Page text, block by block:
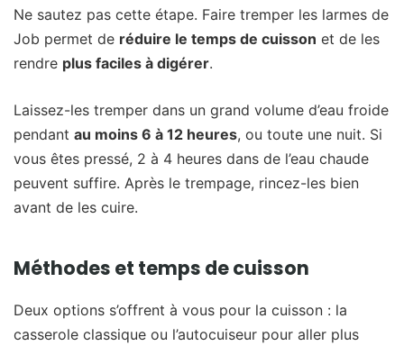
Ne sautez pas cette étape. Faire tremper les larmes de
Job permet de réduire le temps de cuisson et de les
rendre plus faciles à digérer.
Laissez-les tremper dans un grand volume d’eau froide
pendant au moins 6 à 12 heures, ou toute une nuit. Si
vous êtes pressé, 2 à 4 heures dans de l’eau chaude
peuvent suffire. Après le trempage, rincez-les bien
avant de les cuire.
Méthodes et temps de cuisson
Deux options s’offrent à vous pour la cuisson : la
casserole classique ou l’autocuiseur pour aller plus